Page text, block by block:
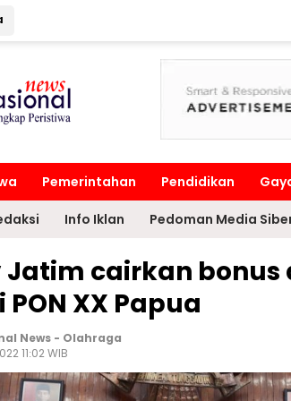
Pemerintahan Pendidikan
Info Iklan Pedoman Media
Jatim cairkan
XX Papua
News - Olahraga
11:02 WIB